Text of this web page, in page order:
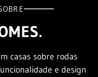
casas sobre rodas
e design